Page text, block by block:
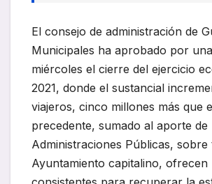
El consejo de administración de
Municipales ha aprobado por
miércoles el cierre del ejercicio
2021, donde el sustancial
viajeros, cinco millones más que
precedente, sumado al aporte de
Administraciones Públicas, sobre
Ayuntamiento capitalino, ofrecen